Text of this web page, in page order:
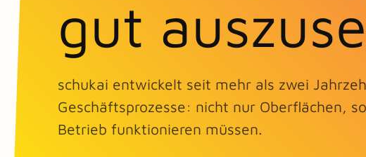
gut
schukai entwickelt seit mehr als zwei
Geschäftsprozesse: nicht nur Oberflächen,
Betrieb funktionieren müssen.